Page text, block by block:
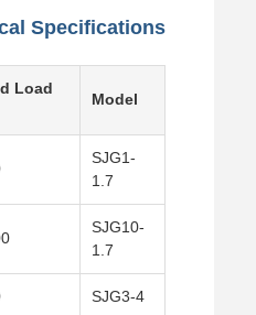
Specifications
Model
Load
SJG1-
1.7
SJG10-
1.7
SJG3-4